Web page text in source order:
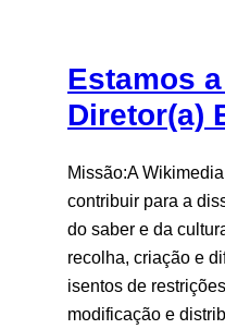
Estamos
Diretor(a)
Missão:A
contribuir para a
do saber e da
recolha, criação e
isentos de
modificação e